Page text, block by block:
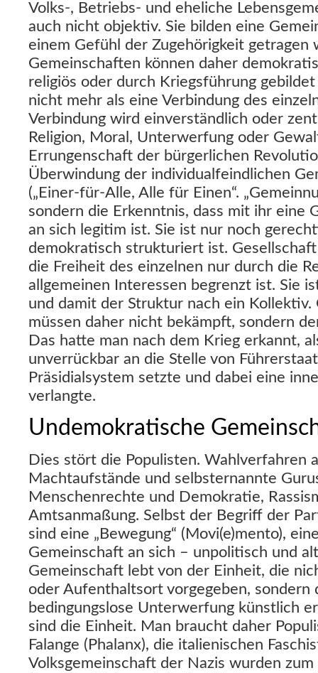
Volks-, Betriebs- und eheliche
auch nicht objektiv. Sie bilden eine
einem Gefühl der Zugehörigkeit getragen
Gemeinschaften können daher
religiös oder durch Kriegsführung
nicht mehr als eine Verbindung des
Verbindung wird einverständlich oder
Religion, Moral, Unterwerfung oder
Errungenschaft der bürgerlichen
Überwindung der individualfeindlichen
(„Einer-für-Alle, Alle für Einen“.
sondern die Erkenntnis, dass mit ihr eine
an sich legitim ist. Sie ist nur noch
demokratisch strukturiert ist.
die Freiheit des einzelnen nur durch die
allgemeinen Interessen begrenzt ist. Sie
und damit der Struktur nach ein Kollektiv.
müssen daher nicht bekämpft, sondern
Das hatte man nach dem Krieg erkannt,
unverrückbar an die Stelle von
Präsidialsystem setzte und dabei eine
verlangte.
Undemokratische
Dies stört die Populisten. Wahlverfahren
Machtaufstände und selbsternannte
Menschenrechte und Demokratie,
Amtsanmaßung. Selbst der Begriff der
sind eine „Bewegung“ (Movi(e)mento),
Gemeinschaft an sich – unpolitisch und
Gemeinschaft lebt von der Einheit, die
oder Aufenthaltsort vorgegeben, sondern
bedingungslose Unterwerfung künstlich
sind die Einheit. Man braucht daher
Falange (Phalanx), die italienischen
Volksgemeinschaft der Nazis wurden